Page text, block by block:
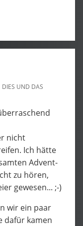
DIES UND DAS
nicht
Ich hätte
Advent-
zu hören,
gewesen... ;-)
wir ein paar
dafür kamen